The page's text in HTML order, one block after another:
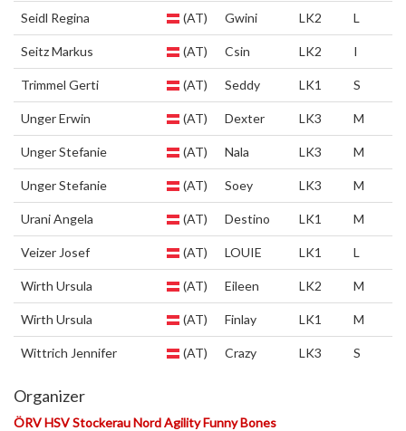
Seidl Regina (AT) Gwini LK2 L
Seitz Markus (AT) Csin LK2 I
Trimmel Gerti (AT) Seddy LK1 S
Unger Erwin (AT) Dexter LK3 M
Unger Stefanie (AT) Nala LK3 M
Unger Stefanie (AT) Soey LK3 M
Urani Angela (AT) Destino LK1 M
Veizer Josef (AT) LOUIE LK1 L
Wirth Ursula (AT) Eileen LK2 M
Wirth Ursula (AT) Finlay LK1 M
Wittrich Jennifer (AT) Crazy LK3 S
Organizer
ÖRV HSV Stockerau Nord Agility Funny Bones